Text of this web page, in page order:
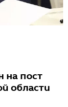
на пост
области